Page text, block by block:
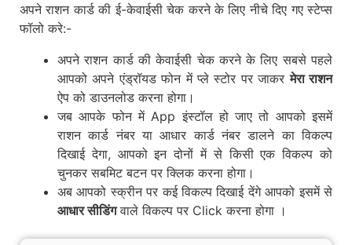
अपने राशन कार्ड की ई-केवाईसी चेक करने के लिए नीचे दिए गए स्टेप्स
फॉलो करे:-
अपने राशन कार्ड की केवाईसी चेक करने के लिए सबसे पहले
आपको अपने एंड्रॉयड फोन में प्ले स्टोर पर जाकरमेरा राशन
ऐप को डाउनलोड करना होगा।
जब आपके फोन में App इंस्टॉल हो जाए तो आपको इसमें
राशन कार्ड नंबर या आधार कार्ड नंबर डालने का विकल्प
दिखाई देगा, आपको इन दोनों में से किसी एक विकल्प को
चुनकर सबमिट बटन पर क्लिक करना होगा।
अब आपको स्क्रीन पर कई विकल्प दिखाई देंगे आपको इसमें से
आधार सीडिंगवाले विकल्प पर Click करना होगा ।